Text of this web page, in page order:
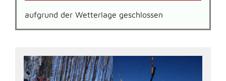
aufgrund der Wetterlage geschlossen